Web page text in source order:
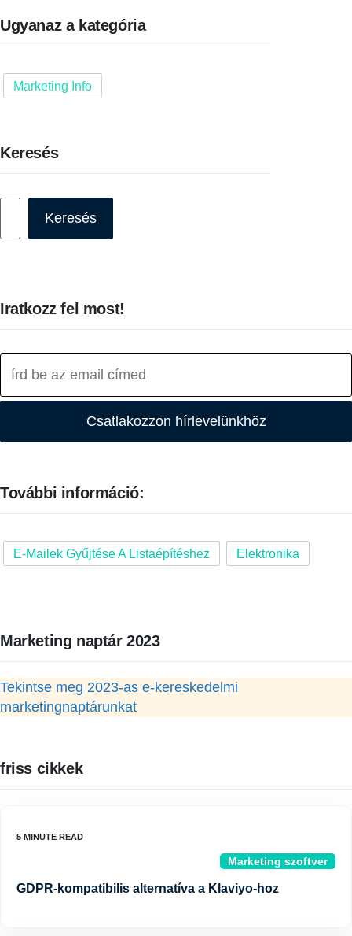
Ugyanaz a kategória
Marketing Info
Keresés
Keresés
Iratkozz fel most!
Csatlakozzon hírlevelünkhöz
További információ:
E-Mailek Gyűjtése A Listaépítéshez Elektronika
Marketing naptár 2023
Tekintse meg 2023-as e-kereskedelmi
marketingnaptárunkat
friss cikkek
Marketing szoftver
GDPR-kompatibilis alternatíva a Klaviyo-hoz